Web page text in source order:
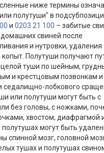
ниже термины
полутуши" в
и 0203 21 100 – забитые
свиней после
и нутровки, удаления
Полутуши получают
целой туши по шейным,
и крестцовым позвонкам
седалищно-лобкового
или полутуши могут быть с
без головы, с ножками,
хвостом, диафрагмой
полутушах могут быть
спинной мозг, головной
тушах и полутушах